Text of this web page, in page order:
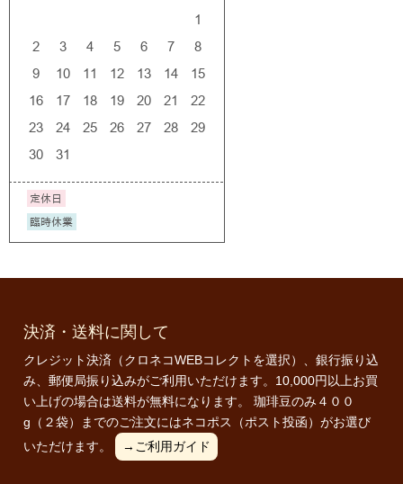
決済・送料に関して
クレジット決済（クロネコWEBコレクトを選択）、銀行振り込
み、郵便局振り込みがご利用いただけます。10,000円以上お買
い上げの場合は送料が無料になります。 珈琲豆のみ４００
g（２袋）までのご注文にはネコポス（ポスト投函）がお選び
いただけます。
→ご利用ガイド